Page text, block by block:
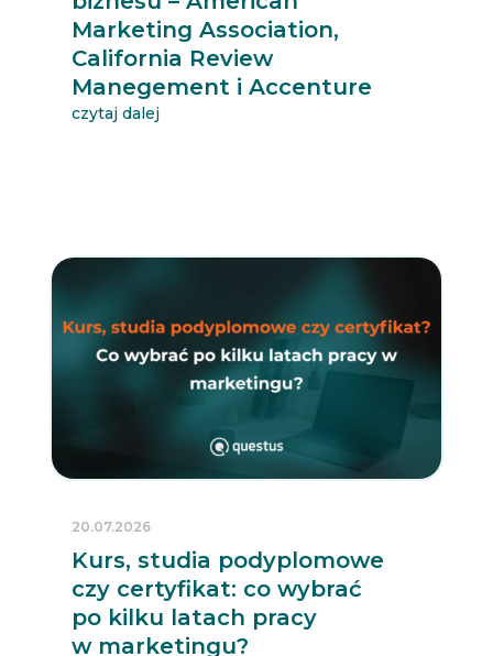
Marketing Association,
California Review
Manegement i Accenture
czytaj dalej
Kurs, studia podyplomowe
czy certyfikat: co wybrać
po kilku latach pracy
w marketingu?
20.07.2026